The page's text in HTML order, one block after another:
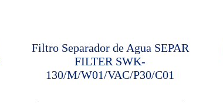
Filtro Separador de Agua SEPAR
FILTER SWK-
130/M/W01/VAC/P30/C01